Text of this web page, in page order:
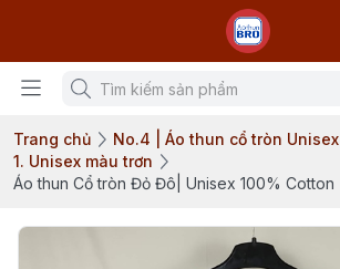
Trang chủ
No.4 | Áo thun cổ tròn Unisex
1. Unisex màu trơn
Áo thun Cổ tròn Đỏ Đô| Unisex 100% Cotton